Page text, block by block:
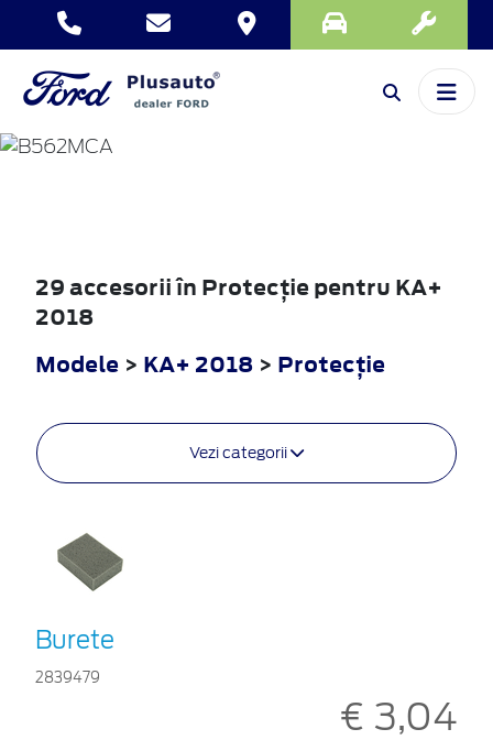
KA+
29 accesorii în Protecţie pentru KA+
2018
Modele > KA+ 2018 > Protecţie
Vezi categorii
Burete
2839479
€ 3,04